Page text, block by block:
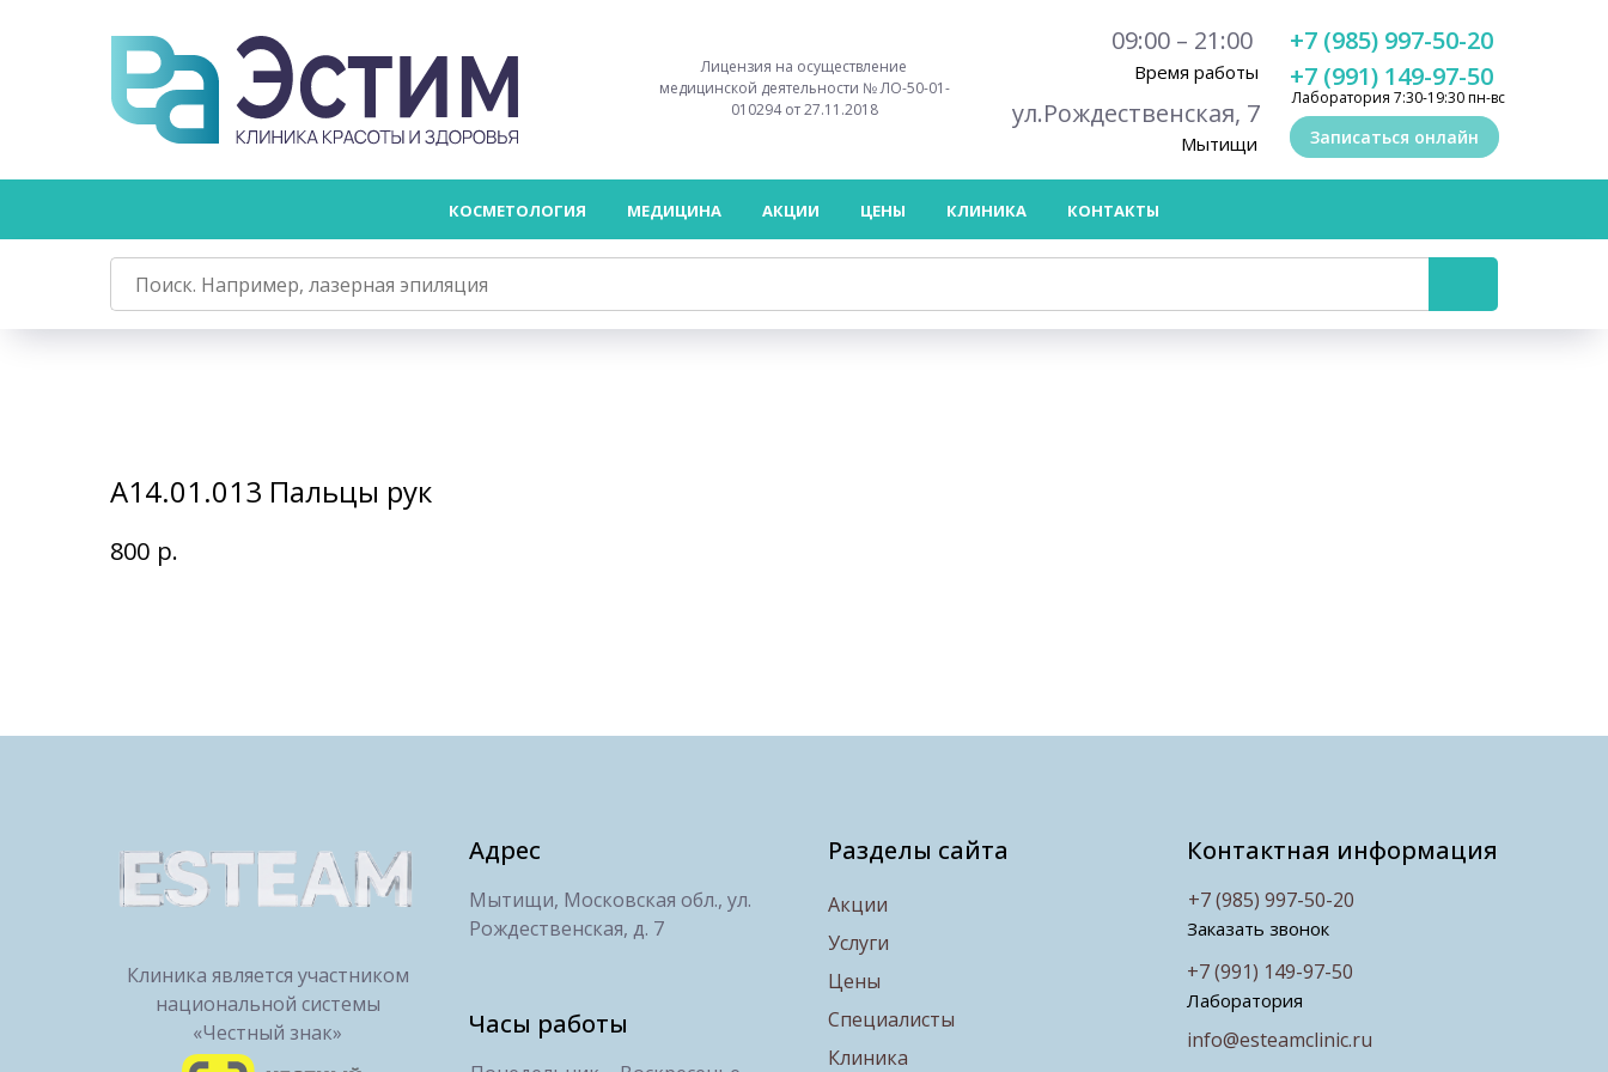
Время работы
Мытищи
ул.Рождественская, 7
09:00 – 21:00
Лаборатория 7:30-19:30 пн-вс
+7 (991) 149-97-50
+7 (985) 997-50-20
Лицензия на осуществление
медицинской деятельности № ЛО-50-01-
010294 от 27.11.2018
Записаться онлайн
КОСМЕТОЛОГИЯ МЕДИЦИНА АКЦИИ ЦЕНЫ КЛИНИКА КОНТАКТЫ
А14.01.013 Пальцы рук
800 р.
Клиника является участником
национальной системы
«Честный знак»
Часы работы
Адрес
Мытищи, Московская обл., ул.
Рождественская, д. 7
Контактная информация
Разделы сайта
Акции
Услуги
Цены
Специалисты
Клиника
Заказать звонок
Лаборатория
info@esteamclinic.ru
+7 (991) 149-97-50
+7 (985) 997-50-20